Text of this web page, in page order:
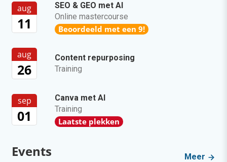
aug
11
SEO & GEO met AI
Online mastercourse
Beoordeeld met een 9!
aug
26
Content repurposing
Training
sep
01
Canva met AI
Training
Laatste plekken
Events Meer